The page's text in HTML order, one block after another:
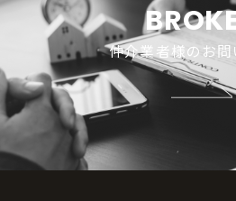
仲介業者様のお問